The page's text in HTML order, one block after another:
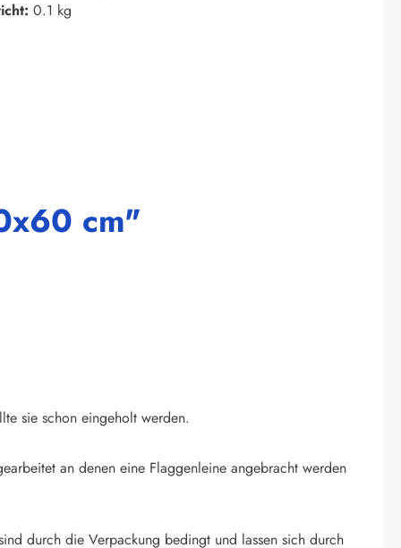
0.1 kg
cm"
sie schon eingeholt werden.
an denen eine Flaggenleine angebracht werden
durch die Verpackung bedingt und lassen sich durch